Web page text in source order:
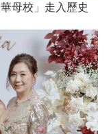
母校」走入歷史